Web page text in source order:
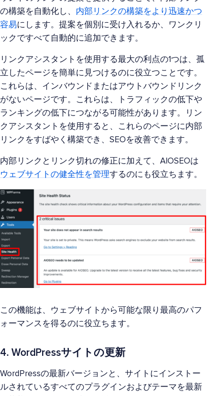
の構築を自動化し、 内部リンクの構築をより迅速かつ
容易にします。提案を個別に受け入れるか、ワンクリ
ックですべて自動的に追加できます。
リンクアシスタントを使用する最大の利点の1つは、孤
立したページを簡単に見つけるのに役立つことです。
これらは、インバウンドまたはアウトバウンドリンク
がないページです。これらは、トラフィックの低下や
ランキングの低下につながる可能性があります。リン
クアシスタントを使用すると、これらのページに内部
リンクをすばやく構築でき、SEOを改善できます。
内部リンクとリンク切れの修正に加えて、AIOSEOは
ウェブサイトの健全性を管理するのにも役立ちます。
この機能は、ウェブサイトから可能な限り最高のパフ
ォーマンスを得るのに役立ちます。
4. WordPressサイトの更新
WordPressの最新バージョンと、サイトにインストー
ルされているすべてのプラグインおよびテーマを最新